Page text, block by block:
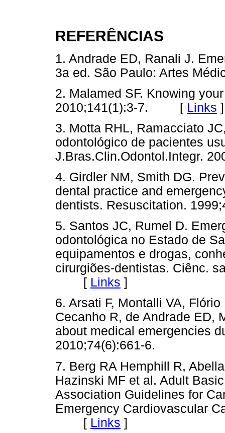
REFERÊNCIAS
1. Andrade ED, Ranali J.
3a ed. São Paulo: Artes
2. Malamed SF. Knowing
2010;141(1):3-7. [ Links ]
3. Motta RHL, Ramacciato
odontológico de pacientes
4. Girdler NM, Smith DG.
dental practice and
dentists. Resuscitation.
5. Santos JC, Rumel D.
odontológica no Estado de
equipamentos e drogas,
cirurgiões-dentistas. Ciênc.
[ Links ]
6. Arsati F, Montalli VA,
Cecanho R, de Andrade ED,
about medical emergencies
2010;74(6):661-6.
7. Berg RA Hemphill R,
Hazinski MF et al. Adult
Association Guidelines for
Emergency Cardiovascular
[ Links ]